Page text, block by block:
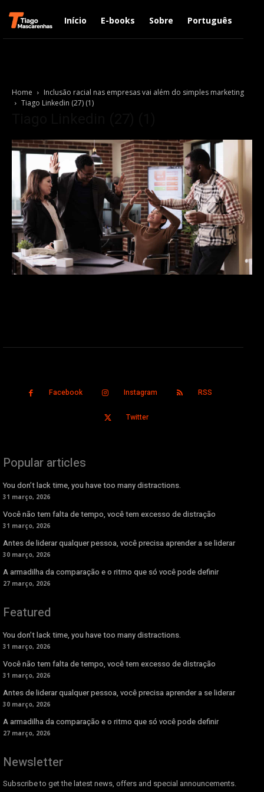
Início E-books Sobre Português
Home
Inclusão racial nas empresas vai além do simples marketing
Tiago Linkedin (27) (1)
Facebook Instagram RSS
Twitter
Popular articles
You don’t lack time, you have too many distractions.
31 março, 2026
Você não tem falta de tempo, você tem excesso de distração
31 março, 2026
Antes de liderar qualquer pessoa, você precisa aprender a se liderar
30 março, 2026
A armadilha da comparação e o ritmo que só você pode definir
27 março, 2026
Featured
You don’t lack time, you have too many distractions.
31 março, 2026
Você não tem falta de tempo, você tem excesso de distração
31 março, 2026
Antes de liderar qualquer pessoa, você precisa aprender a se liderar
30 março, 2026
A armadilha da comparação e o ritmo que só você pode definir
27 março, 2026
Newsletter
Subscribe to get the latest news, offers and special announcements.